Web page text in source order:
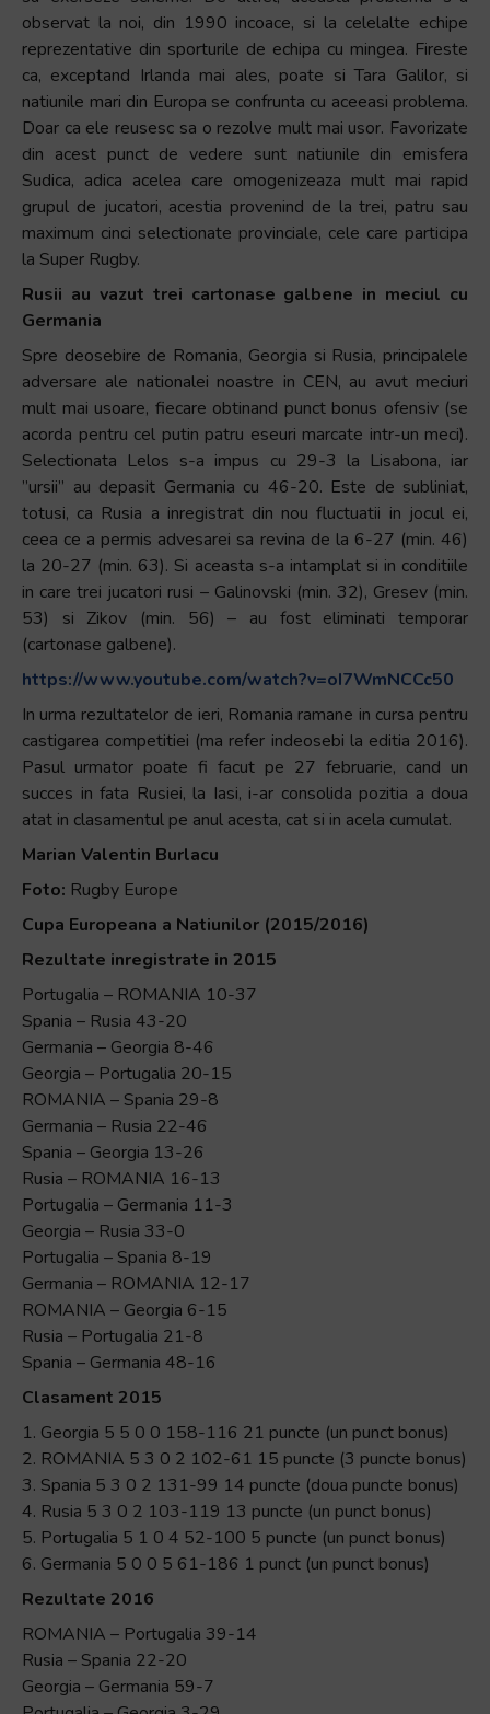
observat la noi, din 1990 incoace, si la celelalte echipe
reprezentative din sporturile de echipa cu mingea. Fireste
ca, exceptand Irlanda mai ales, poate si Tara Galilor, si
natiunile mari din Europa se confrunta cu aceeasi problema.
Doar ca ele reusesc sa o rezolve mult mai usor. Favorizate
din acest punct de vedere sunt natiunile din emisfera
Sudica, adica acelea care omogenizeaza mult mai rapid
grupul de jucatori, acestia provenind de la trei, patru sau
maximum cinci selectionate provinciale, cele care participa
la Super Rugby.
Rusii au vazut trei cartonase galbene in meciul cu
Germania
Spre deosebire de Romania, Georgia si Rusia, principalele
adversare ale nationalei noastre in CEN, au avut meciuri
mult mai usoare, fiecare obtinand punct bonus ofensiv (se
acorda pentru cel putin patru eseuri marcate intr-un meci).
Selectionata Lelos s-a impus cu 29-3 la Lisabona, iar
”ursii” au depasit Germania cu 46-20. Este de subliniat,
totusi, ca Rusia a inregistrat din nou fluctuatii in jocul ei,
ceea ce a permis advesarei sa revina de la 6-27 (min. 46)
la 20-27 (min. 63). Si aceasta s-a intamplat si in conditiile
in care trei jucatori rusi – Galinovski (min. 32), Gresev (min.
53) si Zikov (min. 56) – au fost eliminati temporar
(cartonase galbene).
https://www.youtube.com/watch?v=oI7WmNCCc50
In urma rezultatelor de ieri, Romania ramane in cursa pentru
castigarea competitiei (ma refer indeosebi la editia 2016).
Pasul urmator poate fi facut pe 27 februarie, cand un
succes in fata Rusiei, la Iasi, i-ar consolida pozitia a doua
atat in clasamentul pe anul acesta, cat si in acela cumulat.
Marian Valentin Burlacu
Foto: Rugby Europe
Cupa Europeana a Natiunilor (2015/2016)
Rezultate inregistrate in 2015
Portugalia – ROMANIA 10-37
Spania – Rusia 43-20
Germania – Georgia 8-46
Georgia – Portugalia 20-15
ROMANIA – Spania 29-8
Germania – Rusia 22-46
Spania – Georgia 13-26
Rusia – ROMANIA 16-13
Portugalia – Germania 11-3
Georgia – Rusia 33-0
Portugalia – Spania 8-19
Germania – ROMANIA 12-17
ROMANIA – Georgia 6-15
Rusia – Portugalia 21-8
Spania – Germania 48-16
Clasament 2015
1. Georgia 5 5 0 0 158-116 21 puncte (un punct bonus)
2. ROMANIA 5 3 0 2 102-61 15 puncte (3 puncte bonus)
3. Spania 5 3 0 2 131-99 14 puncte (doua puncte bonus)
4. Rusia 5 3 0 2 103-119 13 puncte (un punct bonus)
5. Portugalia 5 1 0 4 52-100 5 puncte (un punct bonus)
6. Germania 5 0 0 5 61-186 1 punct (un punct bonus)
Rezultate 2016
ROMANIA – Portugalia 39-14
Rusia – Spania 22-20
Georgia – Germania 59-7